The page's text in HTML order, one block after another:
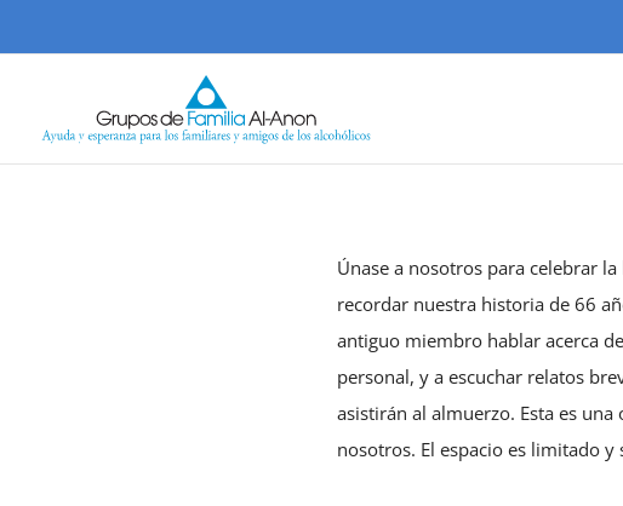
to
Únase a nosotros para celebrar
recordar nuestra historia de 66
antiguo miembro hablar acerca
personal, y a escuchar relatos
asistirán al almuerzo. Esta es
nosotros. El espacio es limitado y